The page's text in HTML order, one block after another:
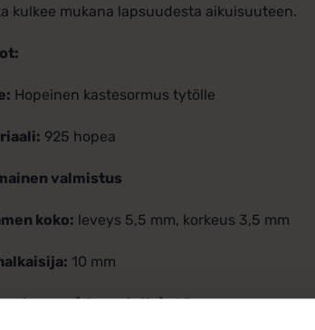
kulkee mukana lapsuudesta aikuisuuteen.
Hopeinen kastesormus tytölle
925 hopea
valmistus
koko: leveys 5,5 mm, korkeus 3,5 mm
10 mm
leveys (alapuolelta):1,0 mm